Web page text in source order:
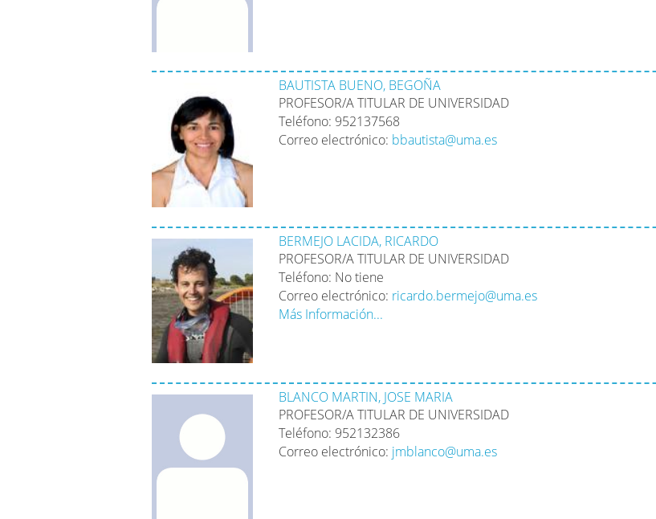
BAUTISTA BUENO, BEGOÑA
PROFESOR/A TITULAR DE UNIVERSIDAD
Teléfono: 952137568
Correo electrónico: bbautista@uma.es
BERMEJO LACIDA, RICARDO
PROFESOR/A TITULAR DE UNIVERSIDAD
Teléfono: No tiene
Correo electrónico: ricardo.bermejo@uma.es
Más Información...
BLANCO MARTIN, JOSE MARIA
PROFESOR/A TITULAR DE UNIVERSIDAD
Teléfono: 952132386
Correo electrónico: jmblanco@uma.es